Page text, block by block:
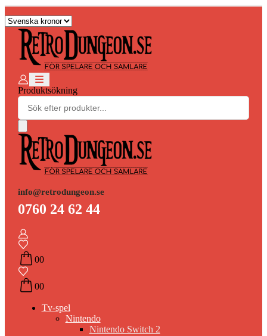
Produktsökning
info@retrodungeon.se
0760 24 62 44
00
00
Tv-spel
Nintendo
Nintendo Switch 2